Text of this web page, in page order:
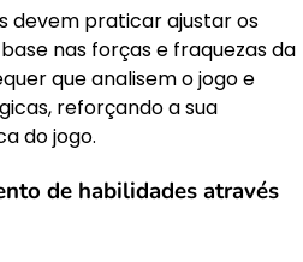
devem praticar ajustar os
nas forças e fraquezas da
que analisem o jogo e
reforçando a sua
do jogo.
de habilidades através